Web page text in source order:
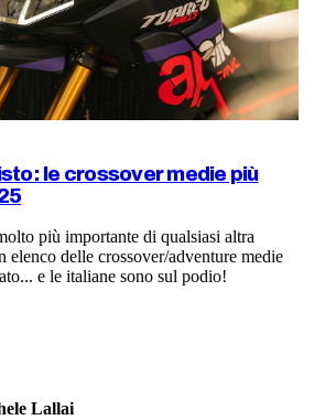
le crossover medie più
più importante di qualsiasi altra
elenco delle crossover/adventure medie
e le italiane sono sul podio!
Lallai